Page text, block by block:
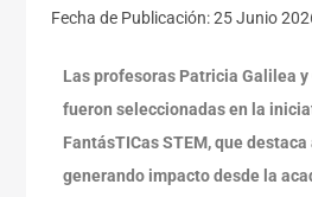
Fecha de Publicación: 25 Junio
Las profesoras Patricia Galilea
fueron seleccionadas en la
FantásTICas STEM, que
generando impacto desde la